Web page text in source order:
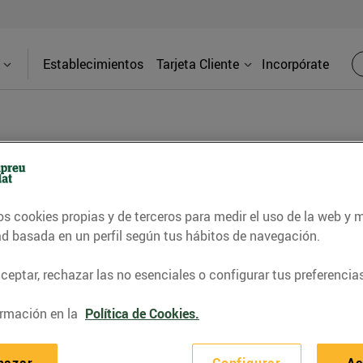
Establecimientos Tarjeta Cliente Incorpórate
recetas, consejos nutricionales, información
cookies propias y de terceros para medir el uso de la web y
basada en un perfil según tus hábitos de navegación.
rechazar las no esenciales o configurar tus
en la Política de Cookies.